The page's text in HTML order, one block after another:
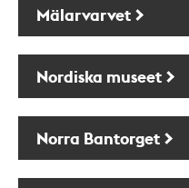
Mälarvarvet
Nordiska museet
Norra Bantorget